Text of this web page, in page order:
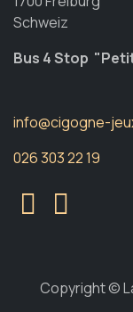
Schweiz
Bus 4 Stop
info@cigogne-
026 303 22 19
Copyright ©